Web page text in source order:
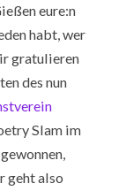
eure:n
habt, wer
gratulieren
des nun
Slam im
geht also